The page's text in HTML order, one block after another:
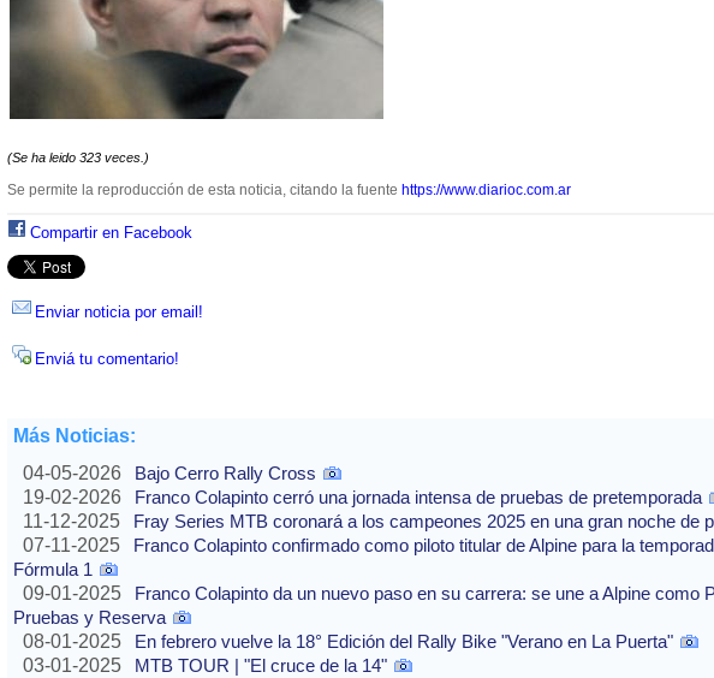
(Se ha leido 323 veces.)
Se permite la reproducción de esta noticia, citando la fuente https://www.diarioc.com.ar
Compartir en Facebook
Enviar noticia por email!
Enviá tu comentario!
Más Noticias:
04-05-2026
Bajo Cerro Rally Cross
19-02-2026
Franco Colapinto cerró una jornada intensa de pruebas de pretemporada
11-12-2025
Fray Series MTB coronará a los campeones 2025 en una gran noche de
07-11-2025
Franco Colapinto confirmado como piloto titular de Alpine para la
Fórmula 1
09-01-2025
Franco Colapinto da un nuevo paso en su carrera: se une a Alpine como
Pruebas y Reserva
08-01-2025
En febrero vuelve la 18° Edición del Rally Bike "Verano en La Puerta"
03-01-2025
MTB TOUR | "El cruce de la 14"